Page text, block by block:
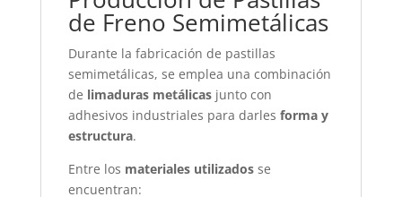
de Freno Semimetálicas
Durante la fabricación de pastillas
semimetálicas, se emplea una combinación
de limaduras metálicasjunto con
adhesivos industriales para darles forma y
estructura.
Entre los materiales utilizadosse
encuentran: